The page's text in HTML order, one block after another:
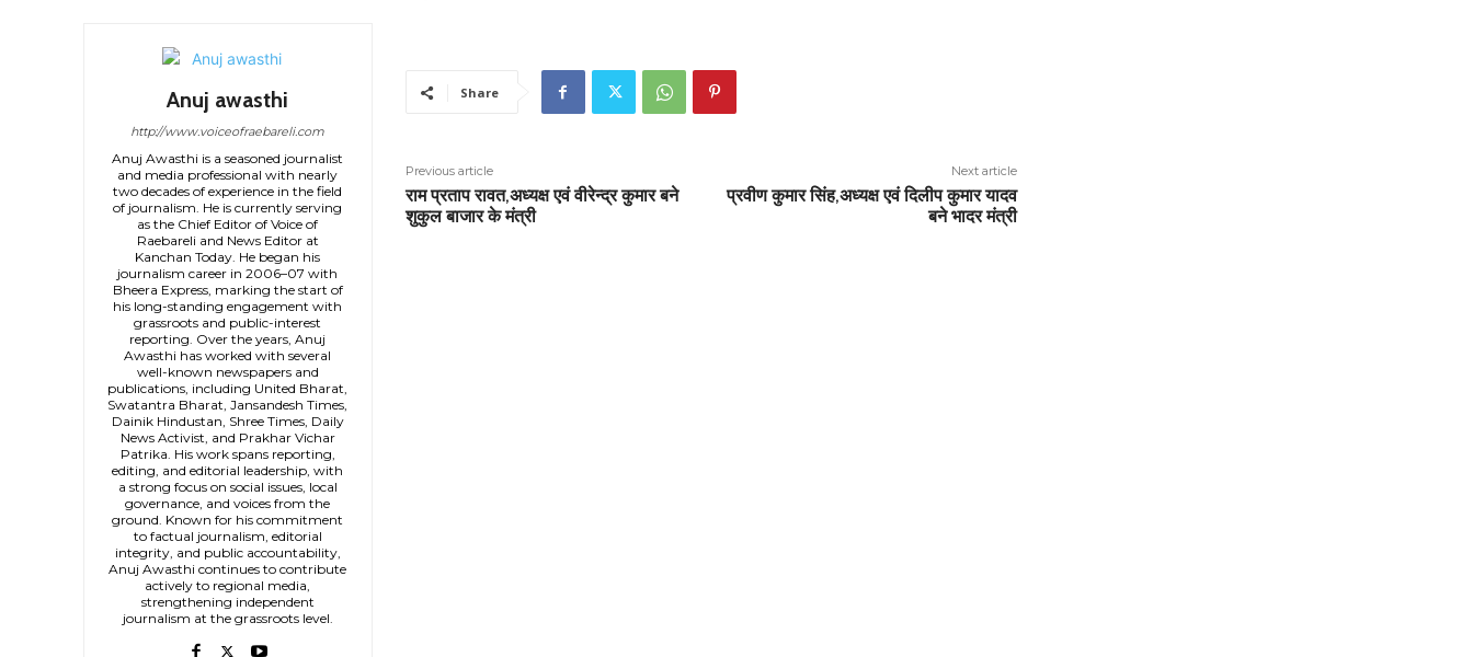
Anuj awasthi
http://www.voiceofraebareli.com
Anuj Awasthi is a seasoned journalist
and media professional with nearly
two decades of experience in the field
of journalism. He is currently serving
as the Chief Editor of Voice of
Raebareli and News Editor at
Kanchan Today. He began his
journalism career in 2006–07 with
Bheera Express, marking the start of
his long-standing engagement with
grassroots and public-interest
reporting. Over the years, Anuj
Awasthi has worked with several
well-known newspapers and
publications, including United Bharat,
Swatantra Bharat, Jansandesh Times,
Dainik Hindustan, Shree Times, Daily
News Activist, and Prakhar Vichar
Patrika. His work spans reporting,
editing, and editorial leadership, with
a strong focus on social issues, local
governance, and voices from the
ground. Known for his commitment
to factual journalism, editorial
integrity, and public accountability,
Anuj Awasthi continues to contribute
actively to regional media,
strengthening independent
journalism at the grassroots level.
Share
Previous article
राम प्रताप रावत,अध्यक्ष एवं वीरेन्द्र कुमार बने
शुकुल बाजार के मंत्री
Next article
प्रवीण कुमार सिंह,अध्यक्ष एवं दिलीप कुमार यादव
बने भादर मंत्री